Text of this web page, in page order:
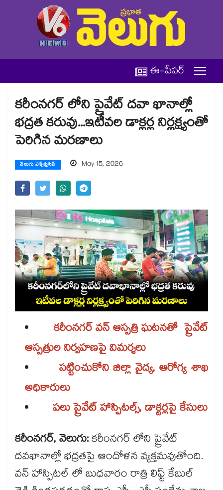
ఈ-పేపర్
కరీంనగర్ లోని ప్రైవేట్ దవా ఖానాల్లో
భద్రత కరువు...ఇటీవల డాక్లర్ల నిర్లక్ష్యంతో
పెరిగిన మరణాలు
వెలుగు ఎక్స్‌క్లుసివ్ May 15, 2026
కరీంనగర్‌‌‌‌ వన్ ఆస్పత్రి ఘటనతో ప్రైవేట్
ఆస్పత్రుల నిర్వహణపై విమర్శలు
పట్టించుకోని జిల్లా వైద్య, ఆరోగ్య శాఖ
అధికారులు
పలు ప్రైవేట్ హాస్పిటల్స్, డాక్టర్లపై కేసులు
కరీంనగర్, వెలుగు:కరీంనగర్ లోని ప్రైవేట్
దవఖానాల్లో భద్రతపై ఆందోళన వ్యక్తమవుతోంది.
వన్ హాస్పిటల్ లో బుధవారం రాత్రి లిఫ్ట్ కేబుల్